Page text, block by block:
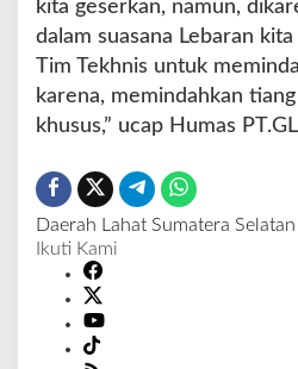
kita geserkan, namun,
dalam suasana Lebaran
Tim Tekhnis untuk
karena, memindahkan
khusus,” ucap Humas
Daerah Lahat Sumatera Selatan
Ikuti Kami